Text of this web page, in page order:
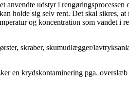
anvendte udstyr i
holde sig selv rent. Det skal sikres,
og koncentration som vandet i
skraber, skumudlægger/
en krydskontaminering pga.